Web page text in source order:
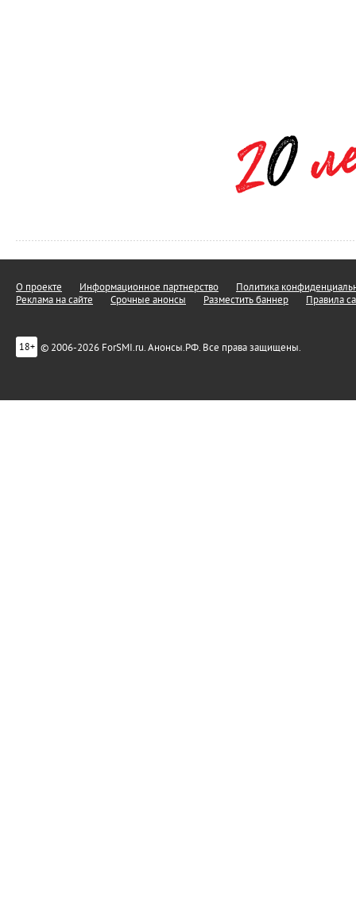
О проекте Информационное партнерство
Политика
Реклама на сайте
Срочные анонсы Разместить баннер Правила
18+ © 2006-2026 ForSMI.ru. Анонсы.РФ. Все права защищены.